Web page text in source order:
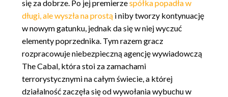
się za dobrze. Po jej premierzespółka popadła w
długi, ale wyszła na prostąi niby tworzy kontynuację
w nowym gatunku, jednak da się w niej wyczuć
elementy poprzednika. Tym razem gracz
rozpracowuje niebezpieczną agencję wywiadowczą
The Cabal, która stoi za zamachami
terrorystycznymi na całym świecie, a której
działalność zaczęła się od wywołania wybuchu w